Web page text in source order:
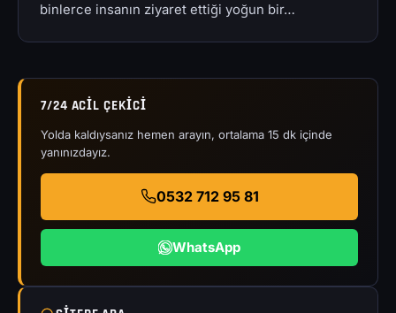
binlerce insanın ziyaret ettiği yoğun bir…
7/24 ACIL ÇEKICI
Yolda kaldıysanız hemen arayın, ortalama 15 dk içinde
yanınızdayız.
0532 712 95 81
WhatsApp